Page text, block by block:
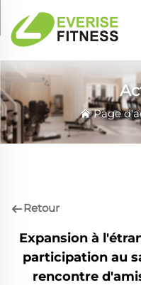
Page
Retour
Expansion à
participation au
rencontre